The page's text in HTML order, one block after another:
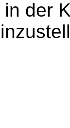
der